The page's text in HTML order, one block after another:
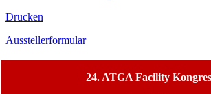
Drucken
Ausstellerformular
24. ATGA Facility